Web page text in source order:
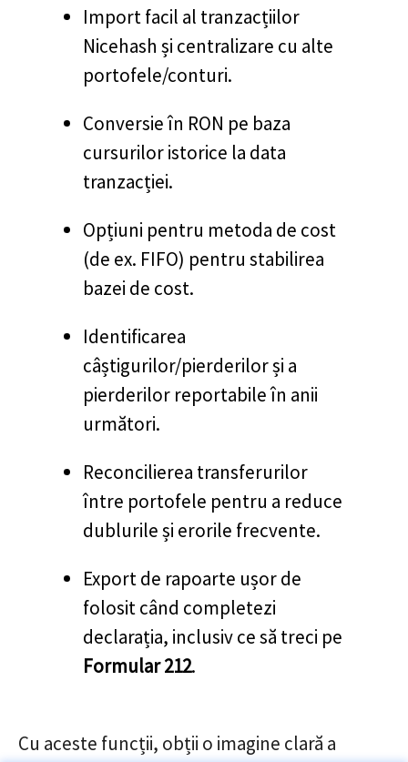
Import facil al tranzacțiilor
Nicehash și centralizare cu alte
portofele/conturi.
Conversie în RON pe baza
cursurilor istorice la data
tranzacției.
Opțiuni pentru metoda de cost
(de ex. FIFO) pentru stabilirea
bazei de cost.
Identificarea
câștigurilor/pierderilor și a
pierderilor reportabile în anii
următori.
Reconcilierea transferurilor
între portofele pentru a reduce
dublurile și erorile frecvente.
Export de rapoarte ușor de
folosit când completezi
declarația, inclusiv ce să treci pe
Formular 212.
Cu aceste funcții, obții o imagine clară a